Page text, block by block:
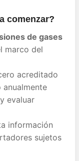
comenzar?
de gases
marco del
acreditado
evaluar
información
sujetos